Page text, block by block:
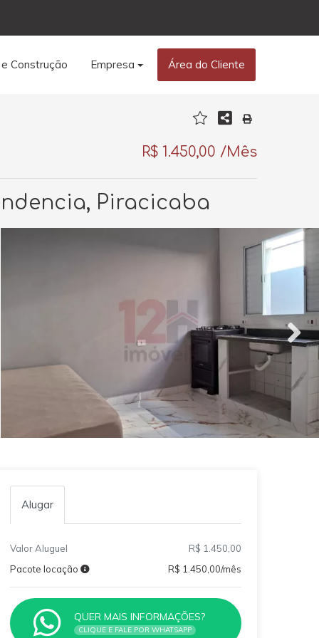
Construção Empresa Área do Cliente
R$ 1.450,00 /Mês
Piracicaba
Alugar
Valor Aluguel
R$ 1.450,00
Pacote locação
R$ 1.450,00/mês
QUER MAIS INFORMAÇÕES?
CLIQUE E FALE POR WHATSAPP